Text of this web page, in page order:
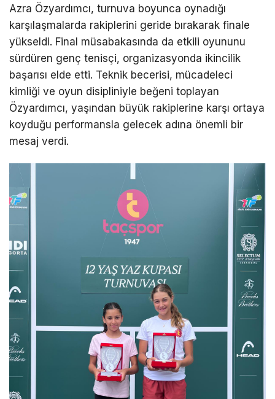
Azra Özyardımcı, turnuva boyunca oynadığı
karşılaşmalarda rakiplerini geride bırakarak finale
yükseldi. Final müsabakasında da etkili oyununu
sürdüren genç tenisçi, organizasyonda ikincilik
başarısı elde etti. Teknik becerisi, mücadeleci
kimliği ve oyun disipliniyle beğeni toplayan
Özyardımcı, yaşından büyük rakiplerine karşı ortaya
koyduğu performansla gelecek adına önemli bir
mesaj verdi.